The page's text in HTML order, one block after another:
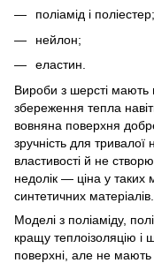
поліамід і поліестер;
нейлон;
еластин.
Вироби з шерсті мають
збереження тепла
вовняна поверхня
зручність для тривалої
властивості й не
недолік — ціна у таких
синтетичних матеріалів.
Моделі з поліаміду,
кращу теплоізоляцію і
поверхні, але не мають